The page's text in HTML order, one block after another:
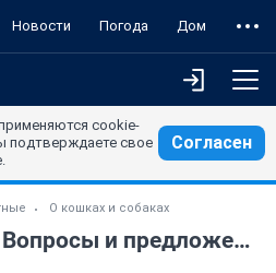
Новости Погода Дом
cookie-
подтверждаете свое
Согласен
О кошках и собаках
Фотоконкурс №3. Вопросы и предложения.